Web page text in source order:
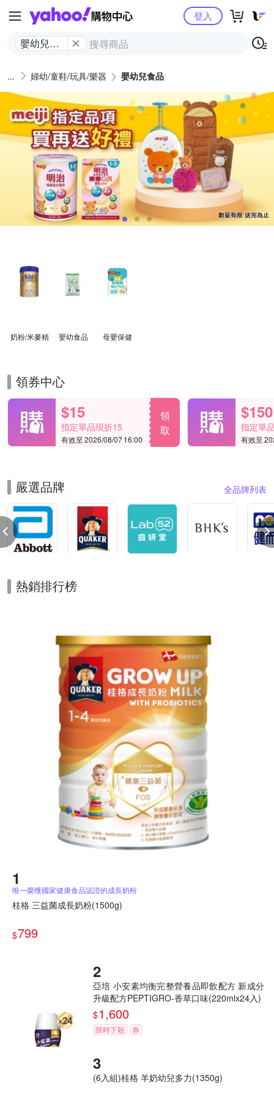
Yahoo購物中心
嬰幼兒食
登入
婦幼/童鞋/玩具/樂器 嬰幼兒食品
奶粉/米麥精 嬰幼食品 母嬰保健
領券中心
$15
指定單品現折15
有效至 2026/08/07 16:00
領
取
$150
指定單
有效至
嚴選品牌 全品牌列表
熱銷排行榜
唯一榮獲國家健康食品認證的成長奶粉
桂格 三益菌成長奶粉(1500g)
$799
亞培 小安素均衡完整營養品即飲配方 新成分
升級配方PEPTIGRO-香草口味(220mlx24入)
$1,600
限時下殺 券
(6入組)桂格 羊奶幼兒多力(1350g)